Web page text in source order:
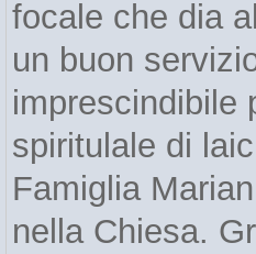
focale che dia
un buon
imprescindibile
spiritulale di
Famiglia
nella Chiesa.